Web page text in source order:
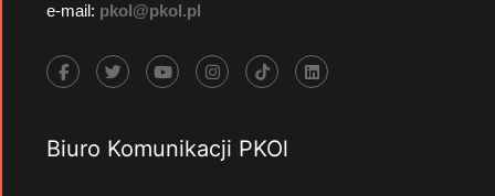
e-mail: pkol@pkol.pl
Biuro Komunikacji PKOl